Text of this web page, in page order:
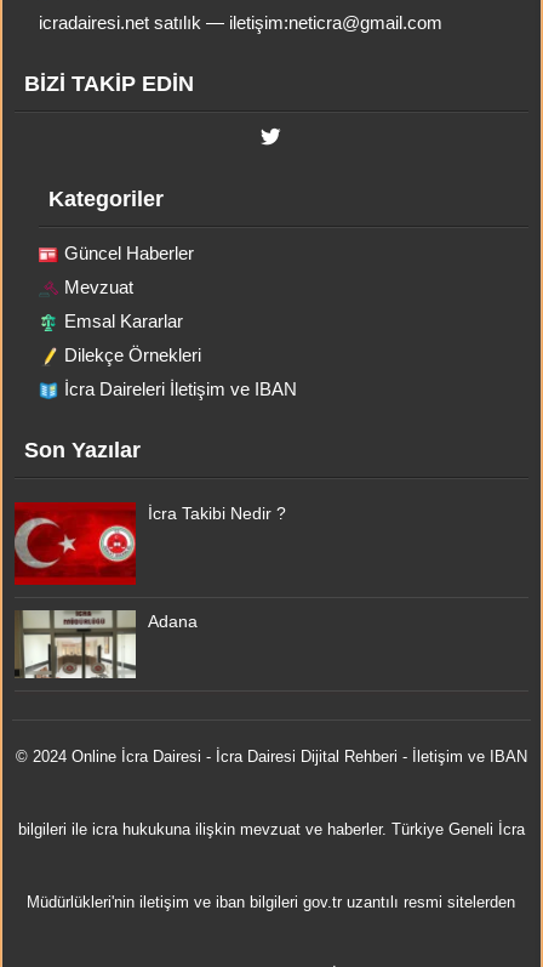
icradairesi.net satılık — iletişim:neticra@gmail.com
BİZİ TAKİP EDİN
Kategoriler
Güncel Haberler
Mevzuat
Emsal Kararlar
Dilekçe Örnekleri
İcra Daireleri İletişim ve IBAN
Son Yazılar
İcra Takibi Nedir ?
Adana
© 2024 Online İcra Dairesi - İcra Dairesi Dijital Rehberi - İletişim ve IBAN
bilgileri ile icra hukukuna ilişkin mevzuat ve haberler. Türkiye Geneli İcra
Müdürlükleri'nin iletişim ve iban bilgileri gov.tr uzantılı resmi sitelerden